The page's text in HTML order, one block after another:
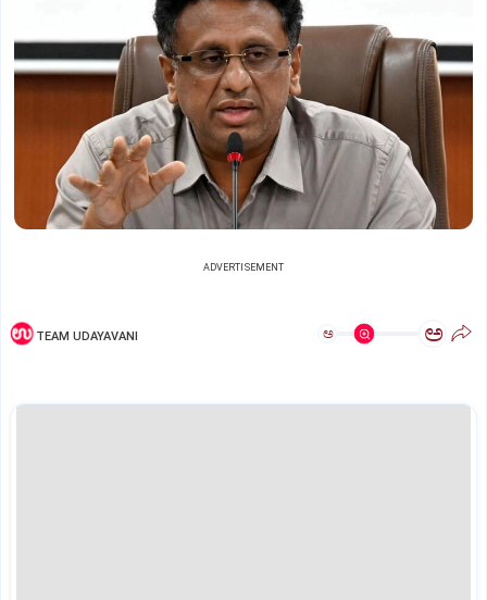
ADVERTISEMENT
TEAM UDAYAVANI ಅ ಅ